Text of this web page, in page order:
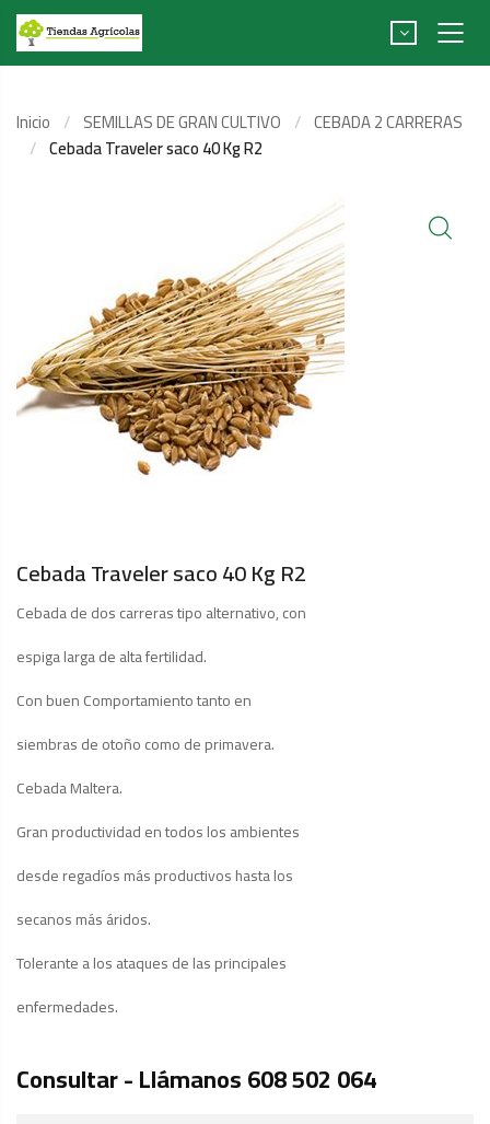
Inicio SEMILLAS DE GRAN CULTIVO
CEBADA 2 CARRERAS
Cebada Traveler saco 40 Kg R2
Cebada Traveler saco 40 Kg R2
Cebada de dos carreras tipo alternativo, con
espiga larga de alta fertilidad.
Con buen Comportamiento tanto en
siembras de otoño como de primavera.
Cebada Maltera.
Gran productividad en todos los ambientes
desde regadíos más productivos hasta los
secanos más áridos.
Tolerante a los ataques de las principales
enfermedades.
Consultar - Llámanos 608 502 064